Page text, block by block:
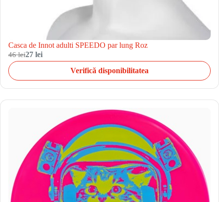
Casca de Innot adulti SPEEDO par lung Roz
46 lei27 lei
Verifică disponibilitatea